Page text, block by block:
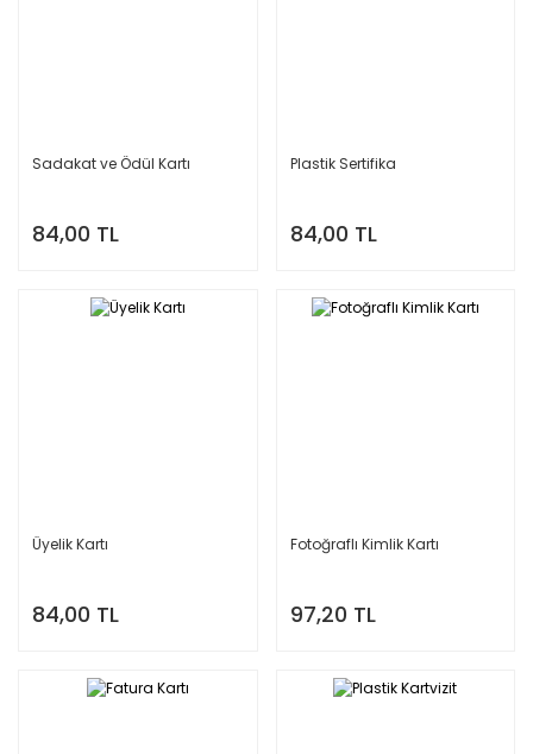
Sadakat ve Ödül Kartı
84,00 TL
Plastik Sertifika
84,00 TL
Üyelik Kartı
84,00 TL
Fotoğraflı Kimlik Kartı
97,20 TL